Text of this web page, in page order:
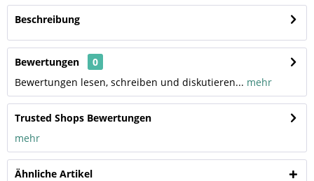
Beschreibung
Bewertungen
0
Bewertungen lesen, schreiben und diskutieren... mehr
Trusted Shops Bewertungen
mehr
Ähnliche Artikel